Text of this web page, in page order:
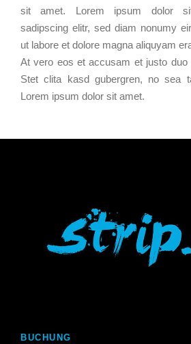
sit amet. Lorem ipsum dolor
sadipscing elitr, sed diam nonumy
ut labore et dolore magna aliquyam
At vero eos et accusam et justo duo
Stet clita kasd gubergren, no sea
Lorem ipsum dolor sit amet.
BUCHUNG